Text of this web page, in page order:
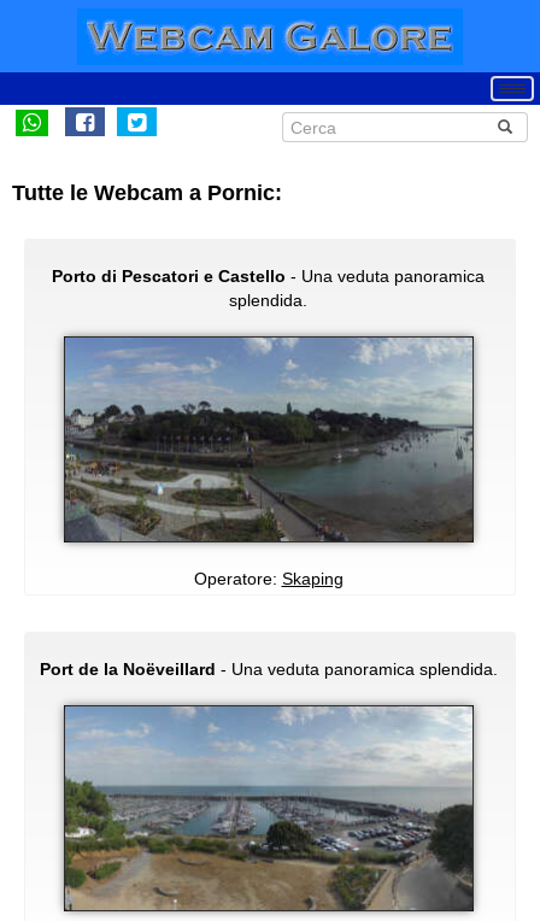
Tutte le Webcam a Pornic:
Porto di Pescatori e Castello - Una veduta panoramica
splendida.
Operatore: Skaping
Port de la Noëveillard - Una veduta panoramica splendida.